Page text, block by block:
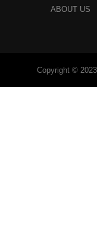
ABOUT US
Copyright ©